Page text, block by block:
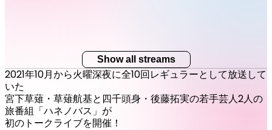
Show all streams
2021年10月から火曜深夜に全10回レギュラーとして放送して
いた
宮下草薙・草薙航基と四千頭身・後藤拓実の若手芸人2人の
旅番組「ハネノバス」が
初のトークライブを開催！